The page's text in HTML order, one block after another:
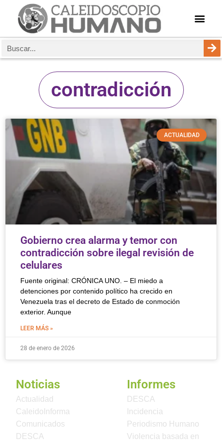
contradicción
ACTUALIDAD
Gobierno crea alarma y temor con
contradicción sobre ilegal revisión de
celulares
Fuente original: CRÓNICA UNO. – El miedo a
detenciones por contenido político ha crecido en
Venezuela tras el decreto de Estado de conmoción
exterior. Aunque
LEER MÁS »
28 de enero de 2026
Noticias
Actualidad
CaleidoInforma
Comunicados
DESCA
Informes
DESCA
Incidencia
Periodismo Humano
Violencia basada en